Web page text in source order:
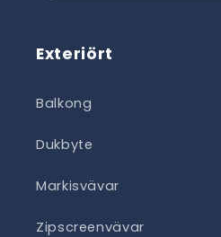
Exteriört
Balkong
Dukbyte
Markisvävar
Zipscreenvävar